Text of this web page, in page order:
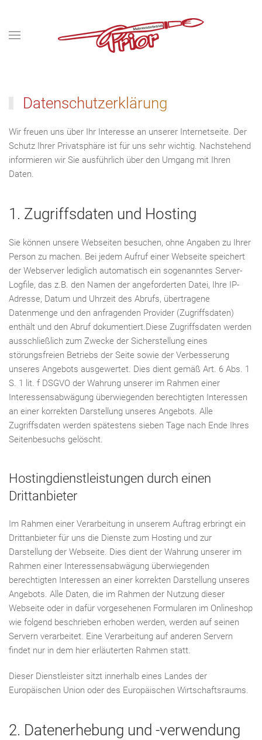
Datenschutzerklärung
Wir freuen uns über Ihr Interesse an unserer Internetseite. Der
Schutz Ihrer Privatsphäre ist für uns sehr wichtig. Nachstehend
informieren wir Sie ausführlich über den Umgang mit Ihren
Daten.
1. Zugriffsdaten und Hosting
Sie können unsere Webseiten besuchen, ohne Angaben zu Ihrer
Person zu machen. Bei jedem Aufruf einer Webseite speichert
der Webserver lediglich automatisch ein sogenanntes Server-
Logfile, das z.B. den Namen der angeforderten Datei, Ihre IP-
Adresse, Datum und Uhrzeit des Abrufs, übertragene
Datenmenge und den anfragenden Provider (Zugriffsdaten)
enthält und den Abruf dokumentiert.Diese Zugriffsdaten werden
ausschließlich zum Zwecke der Sicherstellung eines
störungsfreien Betriebs der Seite sowie der Verbesserung
unseres Angebots ausgewertet. Dies dient gemäß Art. 6 Abs. 1
S. 1 lit. f DSGVO der Wahrung unserer im Rahmen einer
Interessensabwägung überwiegenden berechtigten Interessen
an einer korrekten Darstellung unseres Angebots. Alle
Zugriffsdaten werden spätestens sieben Tage nach Ende Ihres
Seitenbesuchs gelöscht.
Hostingdienstleistungen durch einen
Drittanbieter
Im Rahmen einer Verarbeitung in unserem Auftrag erbringt ein
Drittanbieter für uns die Dienste zum Hosting und zur
Darstellung der Webseite. Dies dient der Wahrung unserer im
Rahmen einer Interessensabwägung überwiegenden
berechtigten Interessen an einer korrekten Darstellung unseres
Angebots. Alle Daten, die im Rahmen der Nutzung dieser
Webseite oder in dafür vorgesehenen Formularen im Onlineshop
wie folgend beschrieben erhoben werden, werden auf seinen
Servern verarbeitet. Eine Verarbeitung auf anderen Servern
findet nur in dem hier erläuterten Rahmen statt.
Dieser Dienstleister sitzt innerhalb eines Landes der
Europäischen Union oder des Europäischen Wirtschaftsraums.
2. Datenerhebung und -verwendung